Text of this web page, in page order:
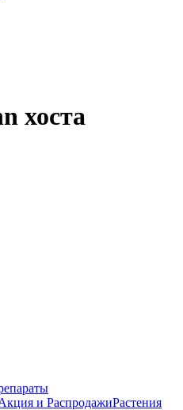
хоста
и РаспродажиРастения